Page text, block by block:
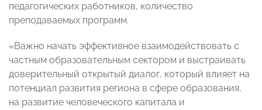
педагогических работников, количество
преподаваемых программ.
«Важно начать эффективное взаимодействовать с
частным образовательным сектором и выстраивать
доверительный открытый диалог, который влияет на
потенциал развития региона в сфере образования,
на развитие человеческого капитала и